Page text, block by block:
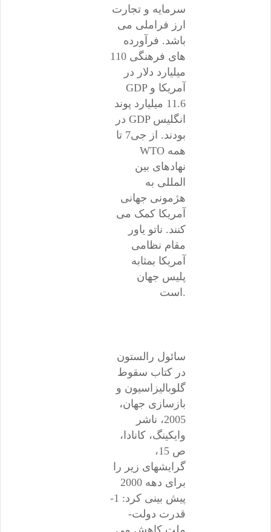
سرمایه و تجارت
ارز فراملی می
باشد. فرآورده
های فرهنگی 110
میلیارد دلار در
GDP آمریکا و
11.6 میلیارد پوند
در GDP انگلیس
بودند. از جی7 تا
WTO همه
نهادهای بین
المللی به
هژمونی جهانی
آمریکا کمک می
کنند. ناتو یاور
مقام نظامی
آمریکا بمثابه
پلیس جهان
است.
سائول رالستون
در کتاب سقوط
گلوبالیزاسیون و
بازسازی جهان،
2005، ناشر
وایکینگ، کانادا،
ص 15،
گرایشهای زیر را
برای دهه 2000
پیش بینی کرد: 1-
قدرت دولت-
ملت کاهش می